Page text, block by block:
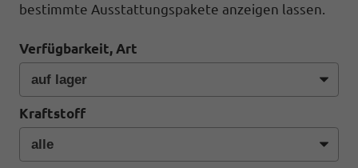
bestimmte Ausstattungspakete anzeigen lassen.
Verfügbarkeit, Art
Kraftstoff